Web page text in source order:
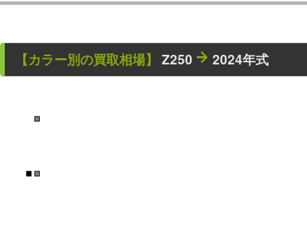
【カラー別の買取相場】 Z250 2024年式
■
■ ■